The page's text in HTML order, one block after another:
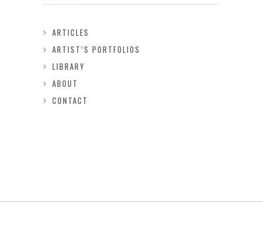
ARTICLES
ARTIST’S PORTFOLIOS
LIBRARY
ABOUT
CONTACT